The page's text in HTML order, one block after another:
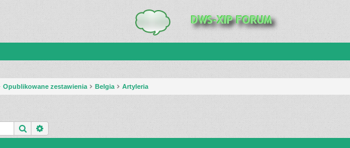
Opublikowane zestawienia Belgia Artyleria
Szukaj